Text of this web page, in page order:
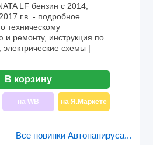
LF бензин с 2014,
г.в. - подробное
техническому
и ремонту, инструкция по
электрические схемы |
В корзину
на WB на Я.Маркете
Все новинки Автопапируса...